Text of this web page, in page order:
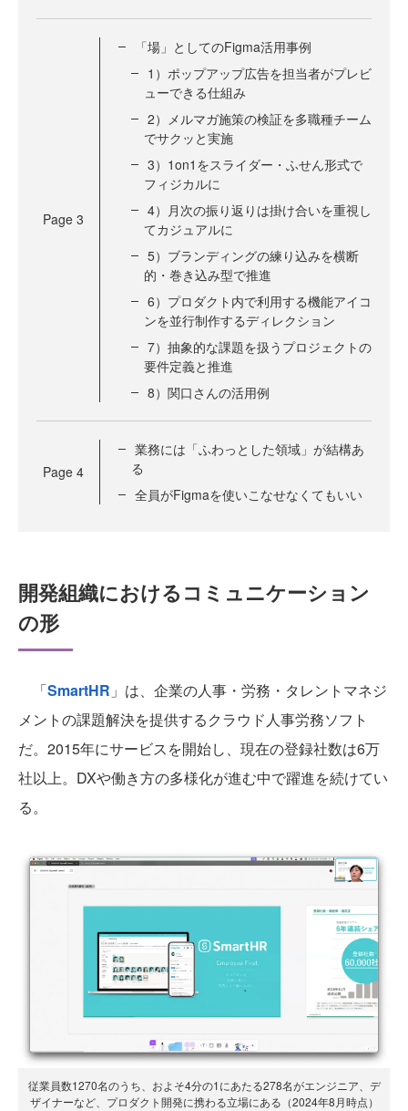
Page 3
「場」としてのFigma活用事例
1）ポップアップ広告を担当者がプレビ
ューできる仕組み
2）メルマガ施策の検証を多職種チーム
でサクッと実施
3）1on1をスライダー・ふせん形式で
フィジカルに
4）月次の振り返りは掛け合いを重視し
てカジュアルに
5）ブランディングの練り込みを横断
的・巻き込み型で推進
6）プロダクト内で利用する機能アイコ
ンを並行制作するディレクション
7）抽象的な課題を扱うプロジェクトの
要件定義と推進
8）関口さんの活用例
Page 4
業務には「ふわっとした領域」が結構あ
る
全員がFigmaを使いこなせなくてもいい
開発組織におけるコミュニケーション
の形
「SmartHR 」は、企業の人事・労務・タレントマネジ
メントの課題解決を提供するクラウド人事労務ソフト
だ。2015年にサービスを開始し、現在の登録社数は6万
社以上。DXや働き方の多様化が進む中で躍進を続けてい
る。
従業員数1270名のうち、およそ4分の1にあたる278名がエンジニア、デ
ザイナーなど、プロダクト開発に携わる立場にある（2024年8月時点）